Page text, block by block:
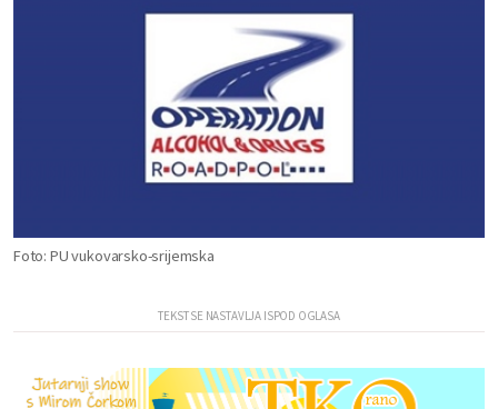
Foto: PU vukovarsko-srijemska